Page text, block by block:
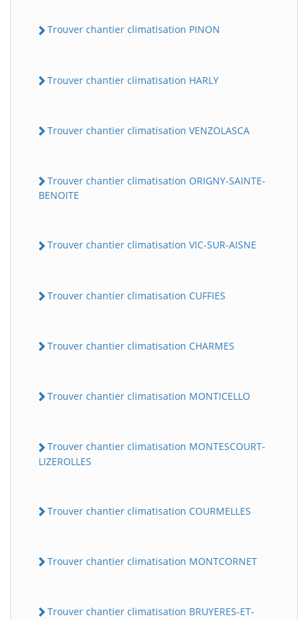
Trouver chantier climatisation PINON
Trouver chantier climatisation HARLY
Trouver chantier climatisation VENZOLASCA
Trouver chantier climatisation ORIGNY-SAINTE-
BENOITE
Trouver chantier climatisation VIC-SUR-AISNE
Trouver chantier climatisation CUFFIES
Trouver chantier climatisation CHARMES
Trouver chantier climatisation MONTICELLO
Trouver chantier climatisation MONTESCOURT-
LIZEROLLES
Trouver chantier climatisation COURMELLES
Trouver chantier climatisation MONTCORNET
Trouver chantier climatisation BRUYERES-ET-